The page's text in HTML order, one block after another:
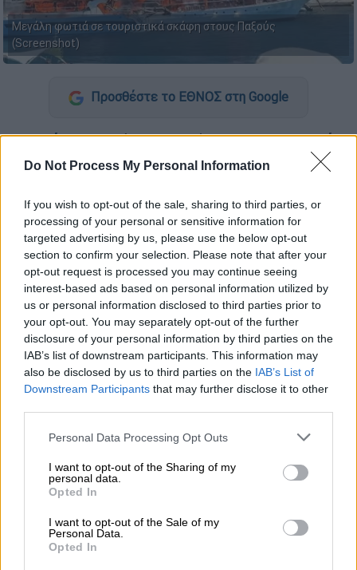
Do Not Process My Personal Information
If you wish to opt-out of the sale, sharing to third parties, or
processing of your personal or sensitive information for
targeted advertising by us, please use the below opt-out
section to confirm your selection. Please note that after your
opt-out request is processed you may continue seeing
interest-based ads based on personal information utilized by
us or personal information disclosed to third parties prior to
your opt-out. You may separately opt-out of the further
disclosure of your personal information by third parties on the
IAB’s list of downstream participants. This information may
also be disclosed by us to third parties on the IAB’s List of
Downstream Participants that may further disclose it to other
Please note that this website/app uses one or more Google
not limited to your visit or usage behaviour. You may click to
grant or deny consent to Google and its third-party tags to
use your data for below specified purposes in below Google
consent section.
Personal Data Processing Opt Outs
I want to opt-out of the Sharing of my
personal data.
Opted In
I want to opt-out of the Sale of my
Personal Data.
Opted In
Μεγάλη φωτιά σε τουριστικά σκάφη στους Παξούς
(Screenshot)
Προσθέστε το ΕΘΝΟΣ στη Google
Φωτιάσε ημερόπλοιο σκάφος στουςΠαξούς
ξέσπασε περίπου στις 13:00 το μεσημέρι της
γρήγορα, με αποτέλεσμα να επεκταθούν και
σε δεύτερο ελλιμενισμένο σκάφος.
Η πυρκαγιά ξεκίνησε από ημερόπλοιο το
οποίο είχε ήδη αποβιβάσει τους επιβάτες
του.
ΔΙΑΒΑΣΤΕ ΕΠΙΣΗΣ
Ελλάδα|11.06.2026 11:42
Συνελήφθη ο 29χρονος που επιτέθηκε
Διατάχθηκε ψυχιατρική
πραγματογνωμοσύνη
Στο σημείο βρίσκονται οι αρμόδιες